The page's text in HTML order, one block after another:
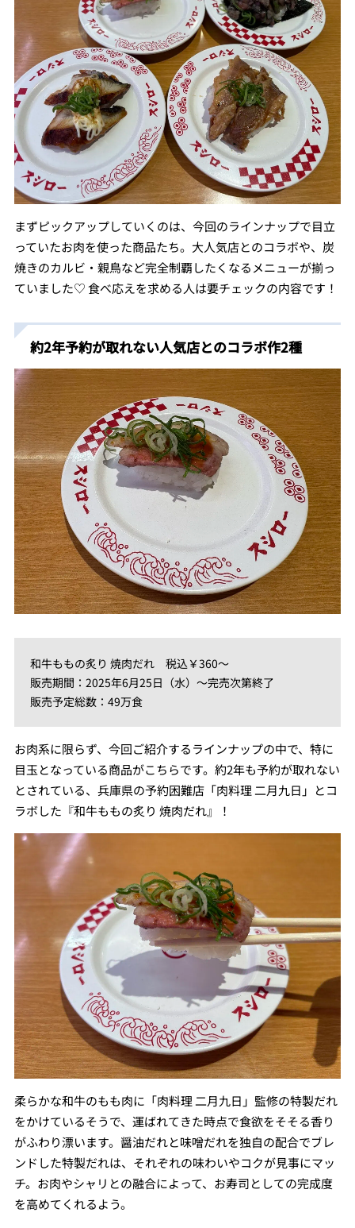
まずピックアップしていくのは、今回のラインナップで目立
っていたお肉を使った商品たち。大人気店とのコラボや、炭
焼きのカルビ・親鳥など完全制覇したくなるメニューが揃っ
ていました♡ 食べ応えを求める人は要チェックの内容です！
約2年予約が取れない人気店とのコラボ作2種
和牛ももの炙り 焼肉だれ 税込￥360～
販売期間：2025年6月25日（水）～完売次第終了
販売予定総数：49万食
お肉系に限らず、今回ご紹介するラインナップの中で、特に
目玉となっている商品がこちらです。約2年も予約が取れない
とされている、兵庫県の予約困難店「肉料理 二月九日」とコ
ラボした『和牛ももの炙り 焼肉だれ』！
柔らかな和牛のもも肉に「肉料理 二月九日」監修の特製だれ
をかけているそうで、運ばれてきた時点で食欲をそそる香り
がふわり漂います。醤油だれと味噌だれを独自の配合でブレ
ンドした特製だれは、それぞれの味わいやコクが見事にマッ
チ。お肉やシャリとの融合によって、お寿司としての完成度
を高めてくれるよう。